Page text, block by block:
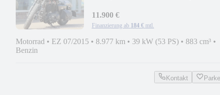
11.900 €
Finanzierung ab 184 € mtl.
Motorrad • EZ 07/2015 • 8.977 km • 39 kW (53 PS) • 883 cm³ •
Benzin
Kontakt